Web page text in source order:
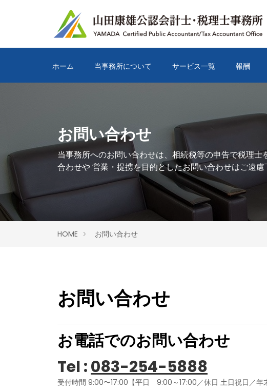
ホーム 当事務所について サービス一覧 報酬
お問い合わせ
当事務所へのお問い合わせは、相続税等の申告で税理
合わせや 営業・提携を目的としたお問い合わせはご遠
HOME お問い合わせ
お問い合わせ
お電話でのお問い合わせ
Tel :083-254-5888
受付時間 9:00〜17:00【平日 9:00～17:00／休日 土日祝日／年